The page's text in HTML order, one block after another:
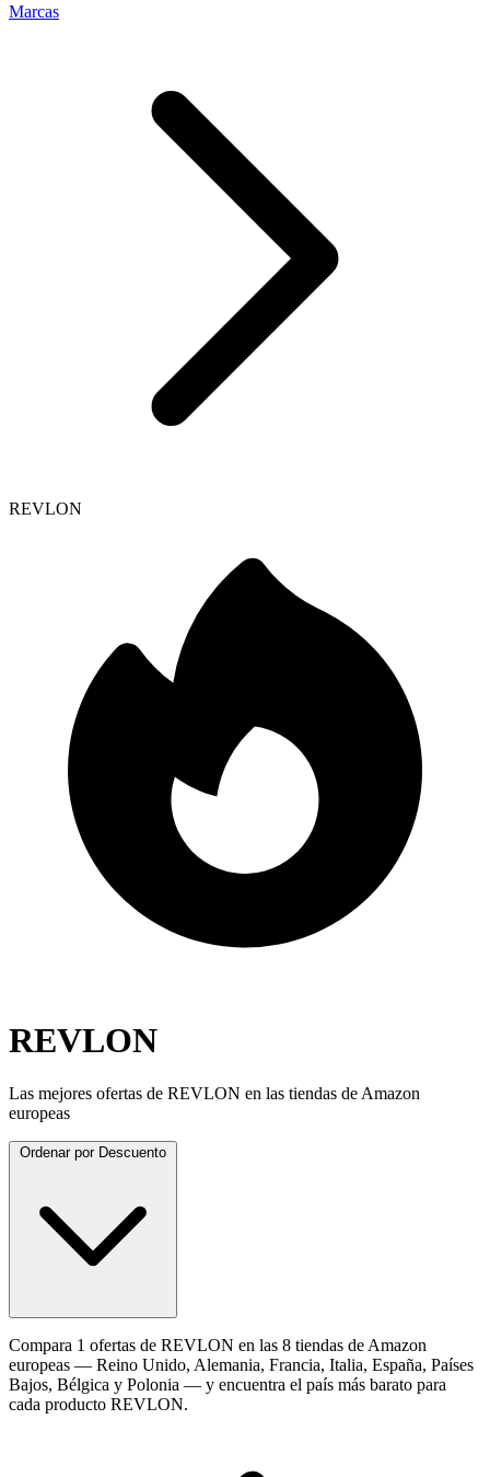
Marcas
REVLON
REVLON
Las mejores ofertas de REVLON en las tiendas de Amazon
europeas
Ordenar por Descuento
Compara 1 ofertas de REVLON en las 8 tiendas de Amazon
europeas — Reino Unido, Alemania, Francia, Italia, España, Países
Bajos, Bélgica y Polonia — y encuentra el país más barato para
cada producto REVLON.